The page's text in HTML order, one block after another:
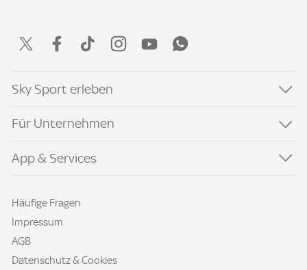
Sky Sport erleben
Für Unternehmen
App & Services
Häufige Fragen
Impressum
AGB
Datenschutz & Cookies